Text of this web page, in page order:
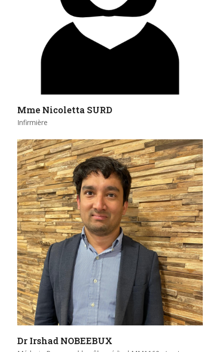
Mme Nicoletta SURD
Infirmière
Dr Irshad NOBEEBUX